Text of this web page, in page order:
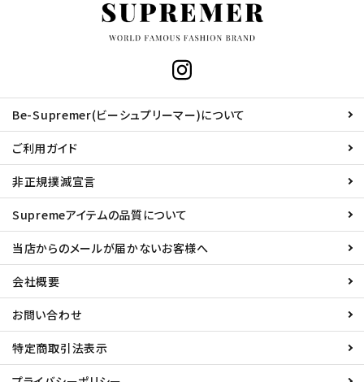
Be-Supremer(ビーシュプリーマー)について
ご利用ガイド
非正規撲滅宣言
Supremeアイテムの品質について
当店からのメールが届かないお客様へ
会社概要
お問い合わせ
特定商取引法表示